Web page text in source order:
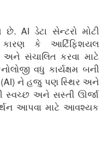
છે. AI ડેટા સેન્ટરો મોટી
કે આર્ટિફિશયલ
અને સંચાલિત કરવા માટે
વધુ કાર્યક્ષમ બની
(AI)ને હજુ પણ સ્થિર અને
સ્વચ્છ અને સસ્તી ઊર્જા
આપવા માટે આવશ્યક